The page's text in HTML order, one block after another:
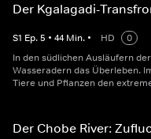
Der Kgalagadi-
S1 Ep.5 • 44 Min. • HD
0
In den südlichen Ausläufern
Wasseradern das Überleben.
Tiere und Pflanzen den
Der Chobe River: